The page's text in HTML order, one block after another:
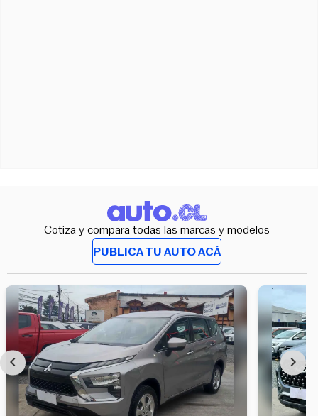
Cotiza y compara todas las marcas y modelos
PUBLICA TU AUTO ACÁ